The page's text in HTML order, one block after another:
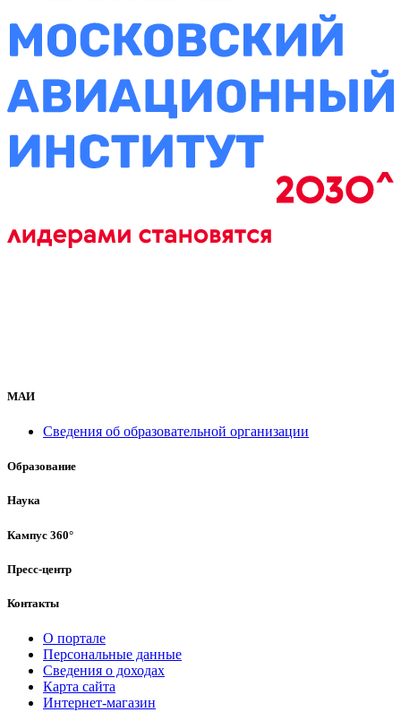
МАИ
Сведения об образовательной организации
Образование
Наука
Кампус 360°
Пресс-центр
Контакты
О портале
Персональные данные
Сведения о доходах
Карта сайта
Интернет-магазин